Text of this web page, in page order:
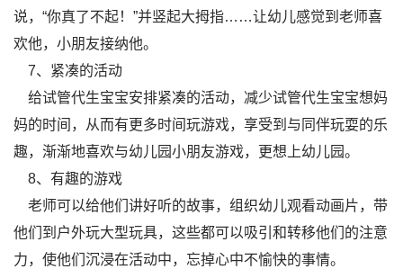
说，“你真了不起！”并竖起大拇指……让幼儿感觉到老师喜
欢他，小朋友接纳他。
7、紧凑的活动
给试管代生宝宝安排紧凑的活动，减少试管代生宝宝想妈
妈的时间，从而有更多时间玩游戏，享受到与同伴玩耍的乐
趣，渐渐地喜欢与幼儿园小朋友游戏，更想上幼儿园。
8、有趣的游戏
老师可以给他们讲好听的故事，组织幼儿观看动画片，带
他们到户外玩大型玩具，这些都可以吸引和转移他们的注意
力，使他们沉浸在活动中，忘掉心中不愉快的事情。